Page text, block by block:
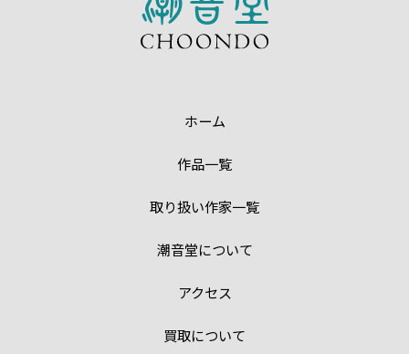
ホーム
作品一覧
取り扱い作家一覧
潮音堂について
アクセス
買取について